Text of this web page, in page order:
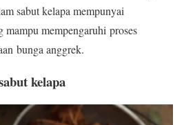
sabut kelapa mempunyai
mempengaruhi proses
bunga anggrek.
kelapa